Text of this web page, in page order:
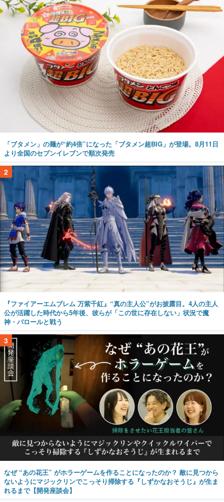
「ブタメン」の麺が“約4倍”になった「ブタメン超BIG」が登場。8月11日
より全国のセブンイレブンで順次発売
2
『ファイアーエムブレム 万紫千紅』“真の主人公”がお披露目。4人の主人
公が活躍した時代から5年後、彼らが「この世に存在しない」状況で魔
神・バロールと戦う
3
なぜ “あの花王” がホラーゲームを作ることになったのか？ 敵に見つから
ないようにマジックリンでこっそり掃除する『しずかなおそうじ』が生ま
れるまで【開発座談会】